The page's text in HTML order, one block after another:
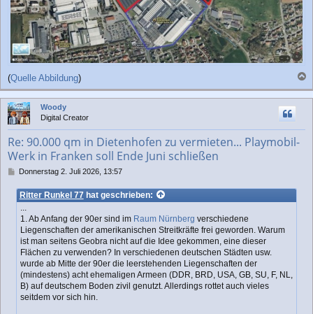
(Quelle Abbildung)
a
c
Woody
Digital Creator
Re: 90.000 qm in Dietenhofen zu vermieten... Playmobil-
Werk in Franken soll Ende Juni schließen
B
i
t
Donnerstag 2. Juli 2026, 13:57
Ritter Runkel 77hat geschrieben:
...
1. Ab Anfang der 90er sind im Raum Nürnberg verschiedene
Liegenschaften der amerikanischen Streitkräfte frei geworden. Warum
ist man seitens Geobra nicht auf die Idee gekommen, eine dieser
Flächen zu verwenden? In verschiedenen deutschen Städten usw.
wurde ab Mitte der 90er die leerstehenden Liegenschaften der
(mindestens) acht ehemaligen Armeen (DDR, BRD, USA, GB, SU, F, NL,
B) auf deutschem Boden zivil genutzt. Allerdings rottet auch vieles
seitdem vor sich hin.